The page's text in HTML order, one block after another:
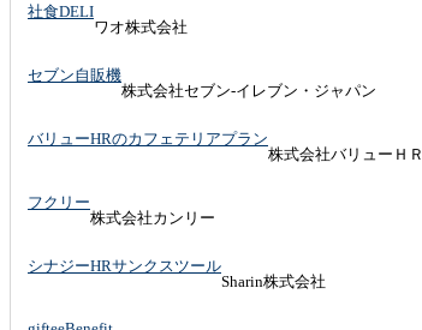
社食DELI
ワオ株式会社
セブン自販機
株式会社セブン-イレブン・ジャパン
バリューHRのカフェテリアプラン
株式会社バリューＨＲ
フクリー
株式会社カンリー
シナジーHRサンクスツール
Sharin株式会社